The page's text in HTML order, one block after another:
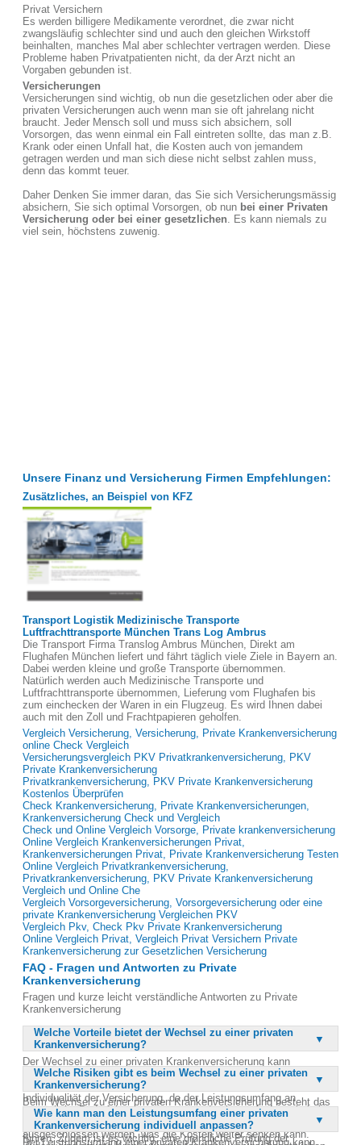
Privat Versichern
Es werden billigere Medikamente verordnet, die zwar nicht
zwangsläufig schlechter sind und auch den gleichen Wirkstoff
beinhalten, manches Mal aber schlechter vertragen werden. Diese
Probleme haben Privatpatienten nicht, da der Arzt nicht an
Vorgaben gebunden ist.
Versicherungen
Versicherungen sind wichtig, ob nun die gesetzlichen oder aber die
privaten Versicherungen auch wenn man sie oft jahrelang nicht
braucht. Jeder Mensch soll und muss sich absichern, soll
Vorsorgen, das wenn einmal ein Fall eintreten sollte, das man z.B.
Krank oder einen Unfall hat, die Kosten auch von jemandem
getragen werden und man sich diese nicht selbst zahlen muss,
denn das kommt teuer.
Daher Denken Sie immer daran, das Sie sich Versicherungsmässig
absichern, Sie sich optimal Vorsorgen, ob nun bei einer Privaten
Versicherung oder bei einer gesetzlichen. Es kann niemals zu
viel sein, höchstens zuwenig.
Unsere Finanz und Versicherung Firmen Empfehlungen:
Zusätzliches, an Beispiel von KFZ
Transport Logistik Medizinische Transporte
Luftfrachttransporte München Trans Log Ambrus
Die Transport Firma Translog Ambrus München, Direkt am
Flughafen München liefert und fährt täglich viele Ziele in Bayern an.
Dabei werden kleine und große Transporte übernommen.
Natürlich werden auch Medizinische Transporte und
Luftfrachttransporte übernommen, Lieferung vom Flughafen bis
zum einchecken der Waren in ein Flugzeug. Es wird Ihnen dabei
auch mit den Zoll und Frachtpapieren geholfen.
Vergleich Versicherung, Versicherung, Private Krankenversicherung
online Check Vergleich
Versicherungsvergleich PKV Privatkrankenversicherung, PKV
Private Krankenversicherung
Privatkrankenversicherung, PKV Private Krankenversicherung
Kostenlos Überprüfen
Check Krankenversicherung, Private Krankenversicherungen,
Krankenversicherung Check und Vergleich
Check und Online Vergleich Vorsorge, Private krankenversicherung
Online Vergleich Krankenversicherungen Privat,
Krankenversicherungen Privat, Private Krankenversicherung Testen
Online Vergleich Privatkrankenversicherung,
Privatkrankenversicherung, PKV Private Krankenversicherung
Vergleich und Online Che
Vergleich Vorsorgeversicherung, Vorsorgeversicherung oder eine
private Krankenversicherung Vergleichen PKV
Vergleich Pkv, Check Pkv Private Krankenversicherung
Online Vergleich Privat, Vergleich Privat Versichern Private
Krankenversicherung zur Gesetzlichen Versicherung
FAQ - Fragen und Antworten zu Private
Krankenversicherung
Fragen und kurze leicht verständliche Antworten zu Private
Krankenversicherung
Welche Vorteile bietet der Wechsel zu einer privaten
Krankenversicherung?
Der Wechsel zu einer privaten Krankenversicherung kann
erhebliche finanzielle Einsparungen mit sich bringen, manchmal
über 2.000 Euro pro Jahr. Ein wesentlicher Vorteil ist die
Individualität der Versicherung, da der Leistungsumfang an
persönliche Bedürfnisse angepasst werden kann. Anders als bei
gesetzlichen Krankenkassen können bestimmte Leistungen
ausgeschlossen werden, was die Kosten weiter senken kann.
Welche Risiken gibt es beim Wechsel zu einer privaten
Krankenversicherung?
Beim Wechsel zu einer privaten Krankenversicherung besteht das
Risiko, dass aus Kostengründen zu wenige Leistungen erfasst
werden. Dies kann im Krankheitsfall zu unerwartet hohen Kosten
führen. Zudem ist es wichtig, eine gründliche Prüfung der
Wie kann man den Leistungsumfang einer privaten
Krankenversicherung individuell anpassen?
Der Leistungsumfang einer privaten Krankenversicherung kann